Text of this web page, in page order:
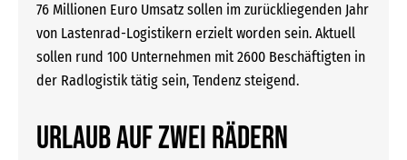
76 Millionen Euro Umsatz sollen im zurückliegenden Jahr
von Lastenrad-Logistikern erzielt worden sein. Aktuell
sollen rund 100 Unternehmen mit 2600 Beschäftigten in
der Radlogistik tätig sein, Tendenz steigend.
Urlaub auf zwei Rädern